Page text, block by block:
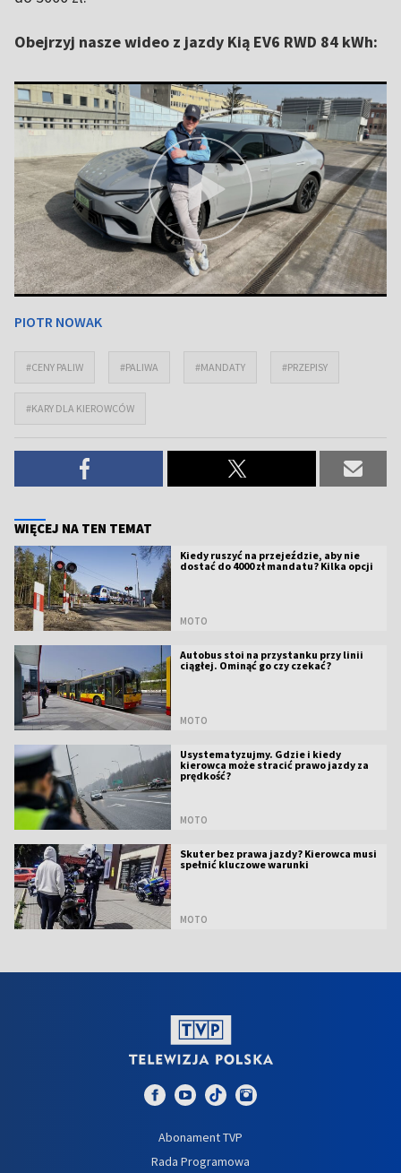
Obejrzyj nasze wideo z jazdy Kią EV6 RWD 84 kWh:
PIOTR NOWAK
#CENY PALIW #PALIWA #MANDATY #PRZEPISY
#KARY DLA KIEROWCÓW
WIĘCEJ NA TEN TEMAT
Kiedy ruszyć na przejeździe, aby nie
dostać do 4000 zł mandatu? Kilka opcji
MOTO
Autobus stoi na przystanku przy linii
ciągłej. Ominąć go czy czekać?
MOTO
Usystematyzujmy. Gdzie i kiedy
kierowca może stracić prawo jazdy za
prędkość?
MOTO
Skuter bez prawa jazdy? Kierowca musi
spełnić kluczowe warunki
MOTO
Abonament TVP
Rada Programowa